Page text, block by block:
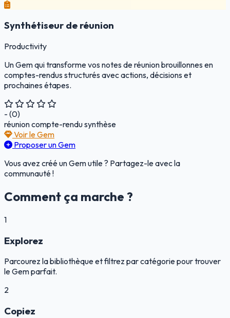
Synthétiseur de réunion
Productivity
Un Gem qui transforme vos notes de réunion brouillonnes en
comptes-rendus structurés avec actions, décisions et
prochaines étapes.
- (0)
réunioncompte-rendusynthèse
Voir le Gem
Proposer un Gem
Vous avez créé un Gem utile ? Partagez-le avec la
communauté !
Comment ça marche ?
1
Explorez
Parcourez la bibliothèque et filtrez par catégorie pour trouver
le Gem parfait.
2
Copiez